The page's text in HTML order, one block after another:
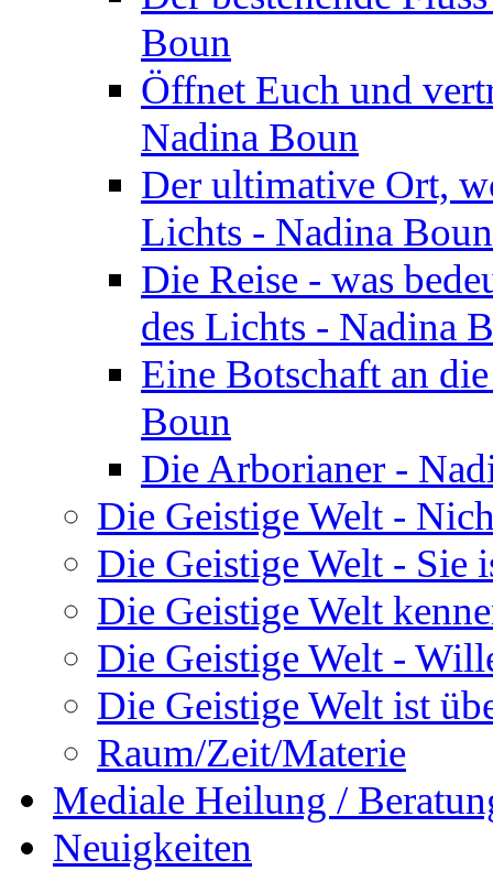
Boun
Öffnet Euch und
Nadina Boun
Der ultimative Ort,
Lichts - Nadina Boun
Die Reise - was
des Lichts - Nadina
Eine Botschaft an
Boun
Die Arborianer -
Die Geistige Welt -
Die Geistige Welt - Sie
Die Geistige Welt
Die Geistige Welt -
Die Geistige Welt ist
Raum/Zeit/Materie
Mediale Heilung /
Neuigkeiten